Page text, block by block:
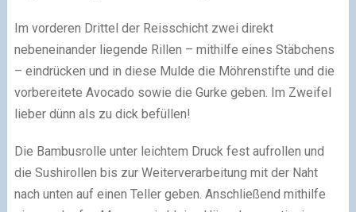
Im vorderen Drittel der Reisschicht zwei direkt
nebeneinander liegende Rillen – mithilfe eines Stäbchens
– eindrücken und in diese Mulde die Möhrenstifte und die
vorbereitete Avocado sowie die Gurke geben. Im Zweifel
lieber dünn als zu dick befüllen!
Die Bambusrolle unter leichtem Druck fest aufrollen und
die Sushirollen bis zur Weiterverarbeitung mit der Naht
nach unten auf einen Teller geben. Anschließend mithilfe